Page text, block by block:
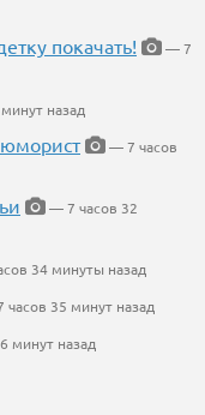
покачать!
— 7
назад
— 7 часов
— 7 часов 32
34 минуты назад
35 минут назад
минут назад